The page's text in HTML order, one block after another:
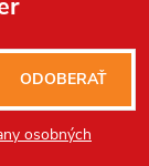
osobných
ODOBERAŤ